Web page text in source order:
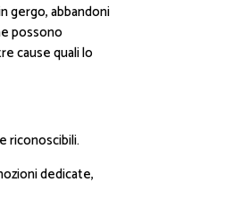
gergo, abbandoni
possono
cause quali lo
riconoscibili.
dedicate,